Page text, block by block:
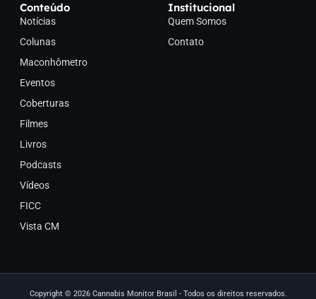
Conteúdo
Notícias
Colunas
Maconhômetro
Eventos
Coberturas
Filmes
Livros
Podcasts
Vídeos
FICC
Vista CM
Institucional
Quem Somos
Contato
Copyright © 2026 Cannabis Monitor Brasil - Todos os direitos reservados.